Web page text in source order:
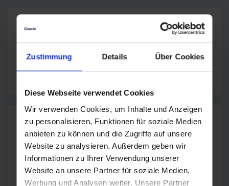
Zustimmung Details Über Cookies
Diese Webseite verwendet Cookies
Wir verwenden Cookies, um Inhalte und Anzeigen
zu personalisieren, Funktionen für soziale Medien
anbieten zu können und die Zugriffe auf unsere
Website zu analysieren. Außerdem geben wir
Informationen zu Ihrer Verwendung unserer
Website an unsere Partner für soziale Medien,
Werbung und Analysen weiter. Unsere Partner
Abwäscher/Küchenhilfe
Details
KOCH/KÖCHIN
Hotel Das Gastein
Details